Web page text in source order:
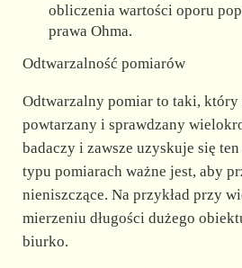
obliczenia wartości oporu
prawa Ohma.
Odtwarzalność pomiarów
Odtwarzalny pomiar to taki, który
powtarzany i sprawdzany
badaczy i zawsze uzyskuje się
typu pomiarach ważne jest, aby
nieniszczące. Na przykład przy
mierzeniu długości dużego
biurko.